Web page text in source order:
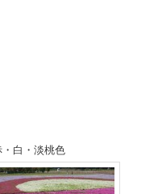
桃色